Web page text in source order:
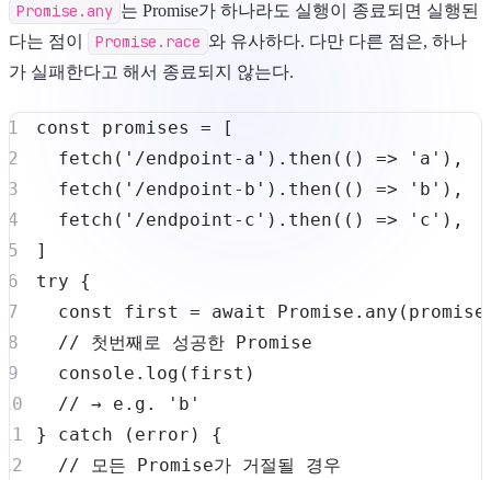
Promise.any 는 Promise가 하나라도 실행이 종료되면 실행된
다는 점이
Promise.race 와 유사하다. 다만 다른 점은, 하나
가 실패한다고 해서 종료되지 않는다.
const promises =
[
fetch ( '/endpoint-a' ) . then ( ( ) => 'a' ) ,
fetch ( '/endpoint-b' ) . then ( ( ) => 'b' ) ,
fetch ( '/endpoint-c' ) . then ( ( ) => 'c' ) ,
]
try
{
const
first = await Promise . any (
// 첫번째로 성공한 Promise
console . log ( first )
// → e.g. 'b'
}
catch ( error )
{
// 모든 Promise가 거절될 경우